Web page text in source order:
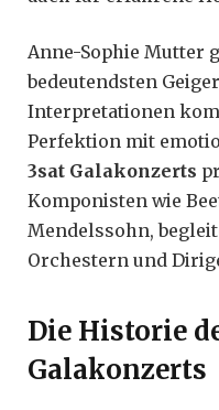
Anne-Sophie Mutter
bedeutendsten
Interpretationen
Perfektion mit
3sat Galakonzerts
Komponisten wie
Mendelssohn,
Orchestern und
Die Historie
Galakonzerts